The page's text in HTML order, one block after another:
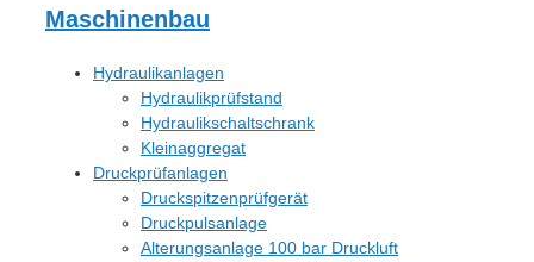
Maschinenbau
Hydraulikanlagen
Hydraulikprüfstand
Hydraulikschaltschrank
Kleinaggregat
Druckprüfanlagen
Druckspitzenprüfgerät
Druckpulsanlage
Alterungsanlage 100 bar Druckluft